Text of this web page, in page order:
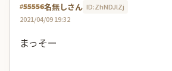
#55556名無しさん ID:ZhNDJlZj
2021/04/09 19:32
まっそー